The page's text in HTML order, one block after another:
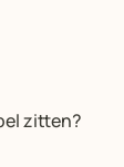
zitten?